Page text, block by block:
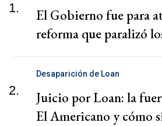
1.
El Gobierno fue para
reforma que paralizó
2.
Desaparición de Loan
Juicio por Loan: la
El Americano y cómo